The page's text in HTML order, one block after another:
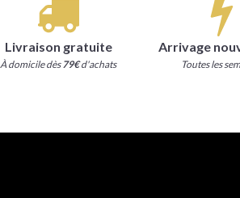
Livraison gratuite
À domicile dès 79€d'achats
Arrivage
Toutes les